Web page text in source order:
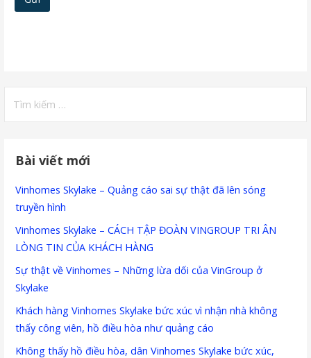
kiếm
Bài viết mới
Vinhomes Skylake – Quảng cáo sai sự thật đã lên sóng
truyền hình
Vinhomes Skylake – CÁCH TẬP ĐOÀN VINGROUP TRI ÂN
LÒNG TIN CỦA KHÁCH HÀNG
Sự thật về Vinhomes – Những lừa dối của VinGroup ở
Skylake
Khách hàng Vinhomes Skylake bức xúc vì nhận nhà không
thấy công viên, hồ điều hòa như quảng cáo
Không thấy hồ điều hòa, dân Vinhomes Skylake bức xúc,